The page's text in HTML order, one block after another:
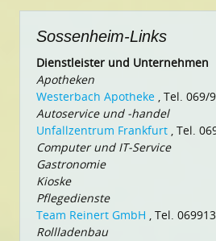
Sossenheim-Links
Dienstleister und Unternehmen
Apotheken
Westerbach Apotheke , Tel. 069/
Autoservice und -handel
Unfallzentrum Frankfurt , Tel.
Computer und IT-Service
Gastronomie
Kioske
Pflegedienste
Team Reinert GmbH , Tel.
Rollladenbau